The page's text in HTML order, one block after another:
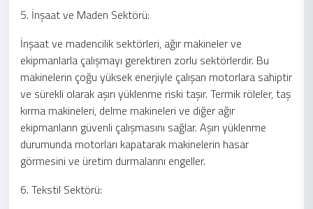
5. İnşaat ve Maden Sektörü:
İnşaat ve madencilik sektörleri, ağır makineler ve
ekipmanlarla çalışmayı gerektiren zorlu sektörlerdir. Bu
makinelerin çoğu yüksek enerjiyle çalışan motorlara sahiptir
ve sürekli olarak aşırı yüklenme riski taşır. Termik röleler, taş
kırma makineleri, delme makineleri ve diğer ağır
ekipmanların güvenli çalışmasını sağlar. Aşırı yüklenme
durumunda motorları kapatarak makinelerin hasar
görmesini ve üretim durmalarını engeller.
6. Tekstil Sektörü: